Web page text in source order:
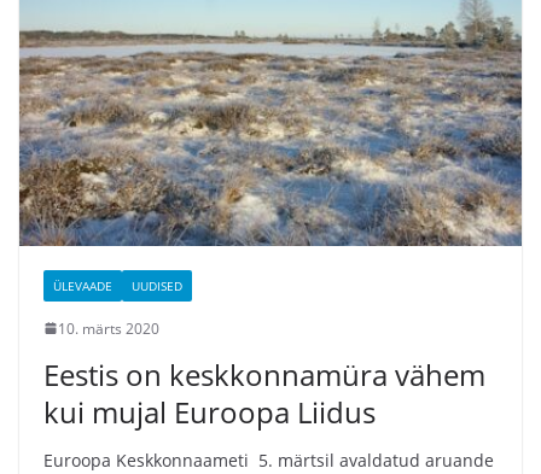
ÜLEVAADE UUDISED
10. märts 2020
Eestis on keskkonnamüra vähem
kui mujal Euroopa Liidus
Euroopa Keskkonnaameti 5. märtsil avaldatud aruande